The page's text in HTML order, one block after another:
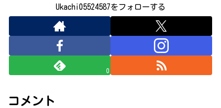
Ukachi05524587をフォローする
0
コメント